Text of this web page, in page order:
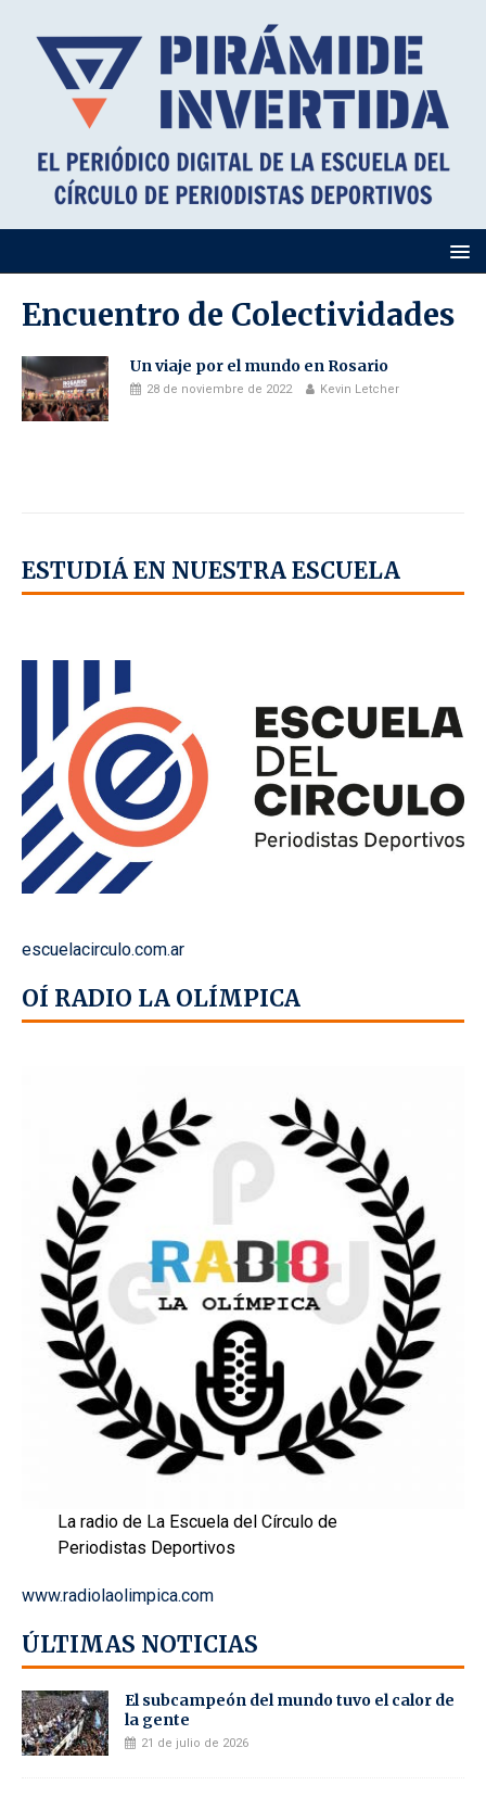
Encuentro de Colectividades
Un viaje por el mundo en Rosario
28 de noviembre de 2022 Kevin Letcher
ESTUDIÁ EN NUESTRA ESCUELA
escuelacirculo.com.ar
OÍ RADIO LA OLÍMPICA
La radio de La Escuela del Círculo de
Periodistas Deportivos
www.radiolaolimpica.com
ÚLTIMAS NOTICIAS
El subcampeón del mundo tuvo el calor de
la gente
21 de julio de 2026